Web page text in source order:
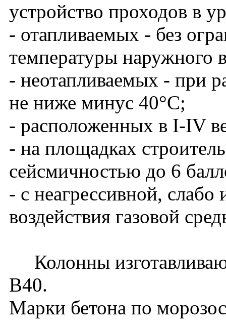
устройство проходов в
- отапливаемых - без
температуры наружного
- неотапливаемых - при
не ниже минус 40°С;
- расположенных в I-IV
- на площадках
сейсмичностью до 6
- с неагрессивной, слабо
воздействия газовой
Колонны
В40.
Марки бетона по